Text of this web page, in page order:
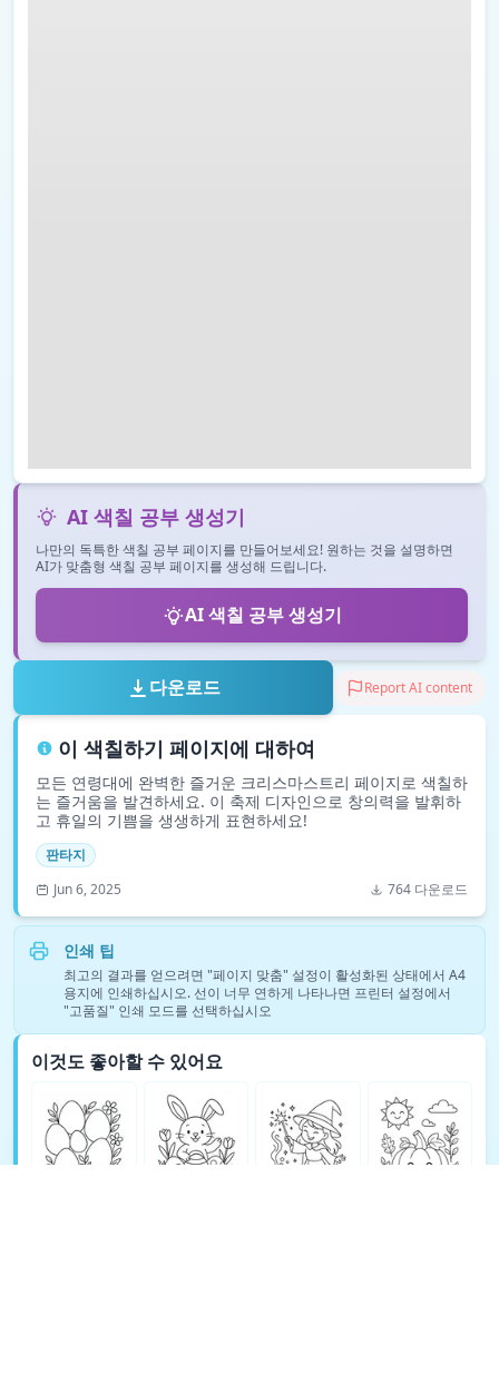
AI 색칠 공부 생성기
나만의 독특한 색칠 공부 페이지를 만들어보세요! 원하는 것을 설명하면
AI가 맞춤형 색칠 공부 페이지를 생성해 드립니다.
AI 색칠 공부 생성기
다운로드 Report AI content
이 색칠하기 페이지에 대하여
모든 연령대에 완벽한 즐거운 크리스마스트리 페이지로 색칠하
는 즐거움을 발견하세요. 이 축제 디자인으로 창의력을 발휘하
고 휴일의 기쁨을 생생하게 표현하세요!
판타지
Jun 6, 2025
764 다운로드
인쇄 팁
최고의 결과를 얻으려면 "페이지 맞춤" 설정이 활성화된 상태에서 A4
용지에 인쇄하십시오. 선이 너무 연하게 나타나면 프린터 설정에서
"고품질" 인쇄 모드를 선택하십시오
이것도 좋아할 수 있어요